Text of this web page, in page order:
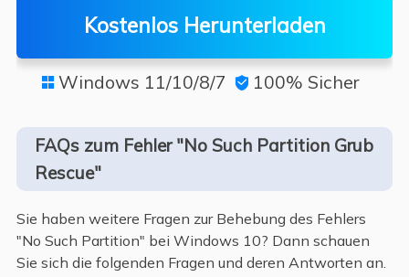
Kostenlos Herunterladen
 Windows 11/10/8/7  100% Sicher
FAQs zum Fehler "No Such Partition Grub
Rescue"
Sie haben weitere Fragen zur Behebung des Fehlers
"No Such Partition" bei Windows 10? Dann schauen
Sie sich die folgenden Fragen und deren Antworten an.